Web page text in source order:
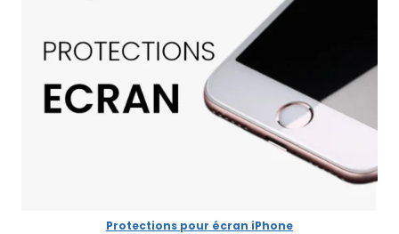
Protections pour écran iPhone